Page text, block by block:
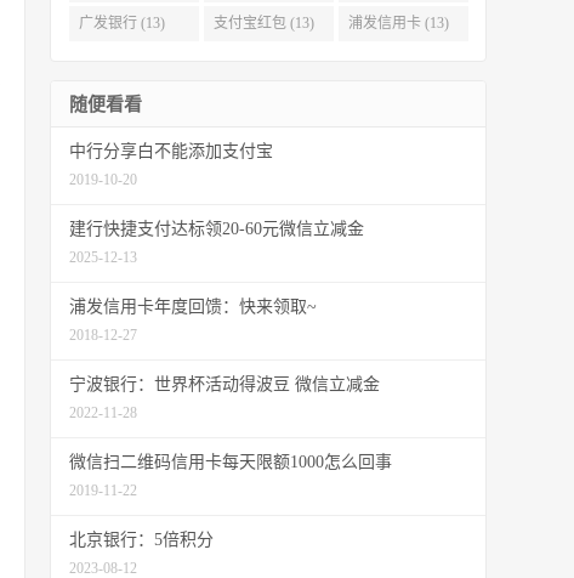
广发银行 (13) 支付宝红包 (13) 浦发信用卡 (13)
随便看看
中行分享白不能添加支付宝
2019-10-20
建行快捷支付达标领20-60元微信立减金
2025-12-13
浦发信用卡年度回馈：快来领取~
2018-12-27
宁波银行：世界杯活动得波豆 微信立减金
2022-11-28
微信扫二维码信用卡每天限额1000怎么回事
2019-11-22
北京银行：5倍积分
2023-08-12